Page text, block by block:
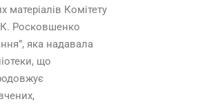
матеріалів Комітету
Росковшенко
яка надавала
що